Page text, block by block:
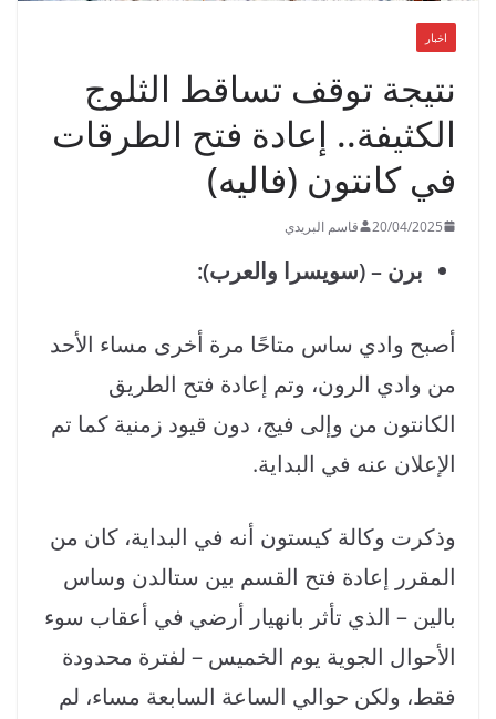
اخبار
نتيجة توقف تساقط الثلوج
الكثيفة.. إعادة فتح الطرقات
في كانتون (فاليه)
20/04/2025 قاسم البريدي
برن – (سويسرا والعرب):
أصبح وادي ساس متاحًا مرة أخرى مساء الأحد
من وادي الرون، وتم إعادة فتح الطريق
الكانتون من وإلى فيج، دون قيود زمنية كما تم
الإعلان عنه في البداية.
وذكرت وكالة كيستون أنه في البداية، كان من
المقرر إعادة فتح القسم بين ستالدن وساس
بالين – الذي تأثر بانهيار أرضي في أعقاب سوء
الأحوال الجوية يوم الخميس – لفترة محدودة
فقط، ولكن حوالي الساعة السابعة مساء، لم